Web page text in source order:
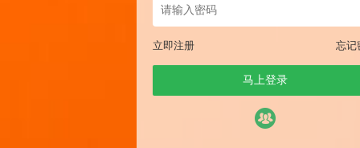
立即注册 忘记
马上登录